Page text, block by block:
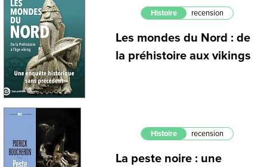
Histoire recension
Les mondes du Nord : de
la préhistoire aux vikings
Histoire recension
La peste noire : une